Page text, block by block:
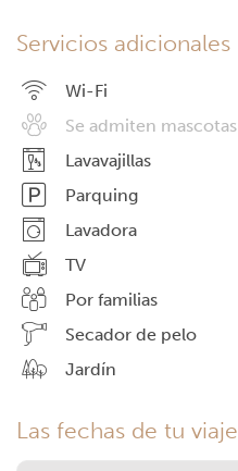
Servicios adicionales
Wi-Fi
Se admiten mascotas
Lavavajillas
Parquing
Lavadora
TV
Por familias
Secador de pelo
Jardín
Las fechas de tu viaje